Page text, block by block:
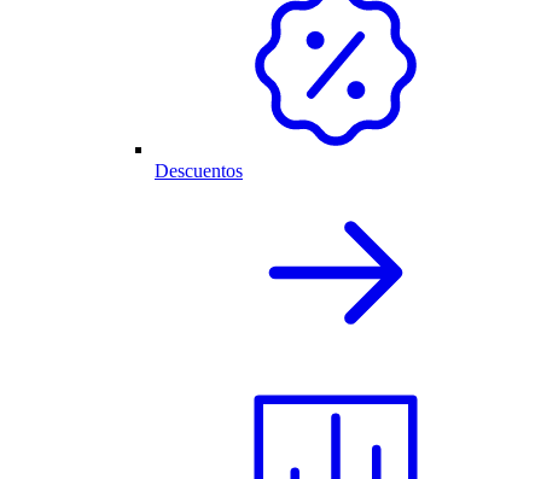
Descuentos